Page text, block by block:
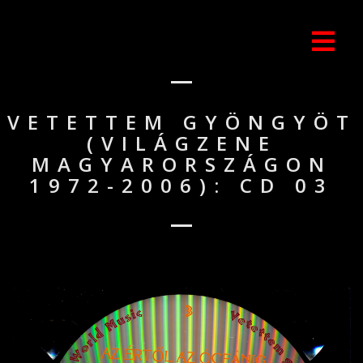
VETETTEM GYÖNGYÖT
(VILÁGZENE
MAGYARORSZÁGON
1972-2006): CD 03